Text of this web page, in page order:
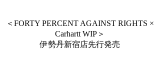
＜FORTY PERCENT AGAINST RIGHTS ×
Carhartt WIP＞
伊勢丹新宿店先行発売